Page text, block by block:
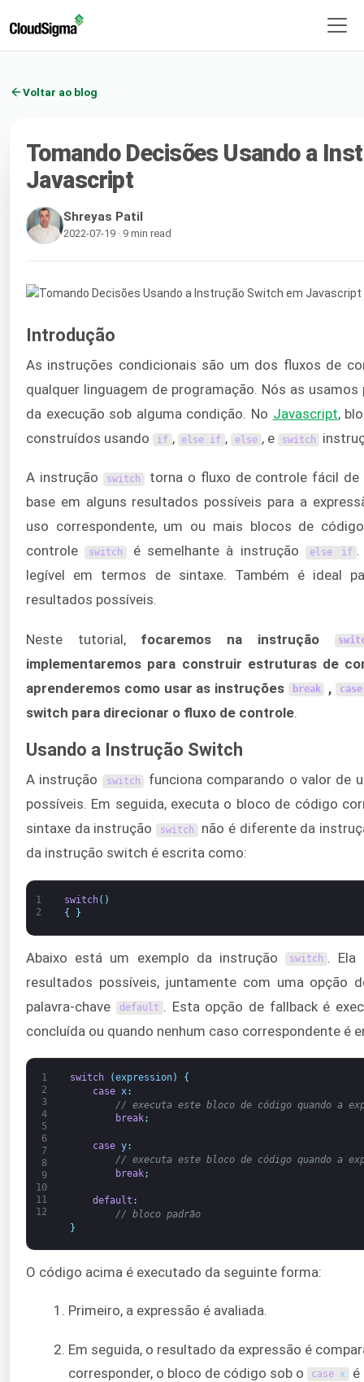
Voltar ao blog
Tomando Decisões Usando a
Javascript
Shreyas Patil
2022-07-19 · 9 min read
Introdução
As instruções condicionais são um dos fluxos de
qualquer linguagem de programação. Nós as
da execução sob alguma condição. No Javascript,
construídos usando
if , else if , else , e switch
A instrução switch
torna o fluxo de controle fácil
base em alguns resultados possíveis para a
uso correspondente, um ou mais blocos de
controle switch é semelhante à instrução else if .
legível em termos de sintaxe. Também é ideal
resultados possíveis.
Neste tutorial, focaremos na instrução
implementaremos para construir estruturas de
aprenderemos como usar as instruções
break , case
switch para direcionar o fluxo de controle
Usando a Instrução Switch
A instrução switch
funciona comparando o valor de
possíveis. Em seguida, executa o bloco de código
sintaxe da instrução switch não é diferente da
da instrução switch é escrita como:
1
2
switch( )
{
}
Abaixo está um exemplo da instrução switch . Ela
resultados possíveis, juntamente com uma opção
palavra-chave
default
. Esta opção de fallback é
concluída ou quando nenhum caso correspondente é
1
2
3
4
5
6
7
8
9
10
11
12
switch (expression)
{
case
x:
// executa este bloco de código quando a
break;
case y:
// executa este bloco de código quando a
break;
default :
// bloco padrão
}
O código acima é executado da seguinte forma:
Primeiro, a expressão é avaliada.
Em seguida, o resultado da expressão é
corresponder, o bloco de código sob o
case x é